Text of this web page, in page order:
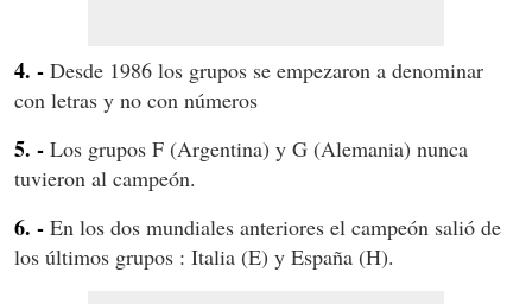
4. - Desde 1986 los grupos se empezaron a denominar
con letras y no con números
5. - Los grupos F (Argentina) y G (Alemania) nunca
tuvieron al campeón.
6. - En los dos mundiales anteriores el campeón salió de
los últimos grupos : Italia (E) y España (H).